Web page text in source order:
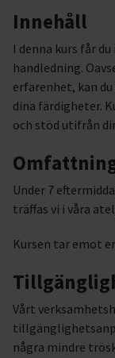
Innehåll
I denna kurs får
handledning.
erfarenhet, kan
dina färdigheter.
och stöd utifrån
Under 7
träffas vi i våra
Kursen tar emot
Vårt
några mindre